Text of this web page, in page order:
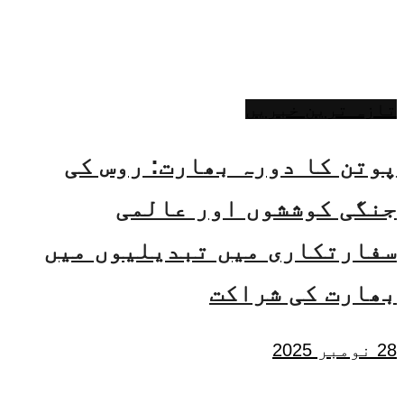
پوتن کا دورہ بھارت: روس کی
جنگی کوششوں اور عالمی
سفارتکاری میں تبدیلیوں میں
بھارت کی شراکت
28 نومبر 2025